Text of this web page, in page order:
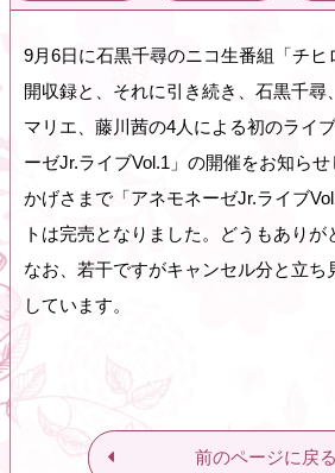
9月6日に石黒千尋のニコ生番組「チヒ
開収録と、それに引き続き、石黒千尋
マリエ、藤川茜の4人による初のライ
ーゼJr.ライブVol.1」の開催をお知ら
かげさまで「アネモネーゼJr.ライブ
トは完売となりました。どうもありが
なお、若干ですがキャンセル分と立ち
しています。
前のページに戻る